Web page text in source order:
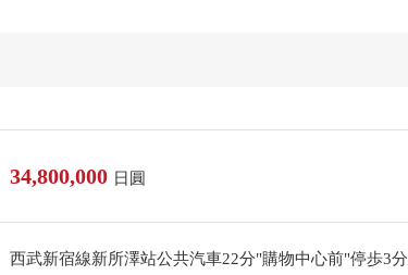
34,800,000 日圓
西武新宿線新所澤站公共汽車22分"購物中心前"停歩3分